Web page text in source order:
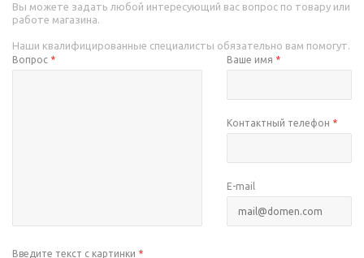
Вы можете задать любой интересующий вас вопрос по товару или
работе магазина.
Наши квалифицированные специалисты обязательно вам помогут.
Вопрос * Ваше имя *
Контактный телефон *
E-mail
Введите текст с картинки *